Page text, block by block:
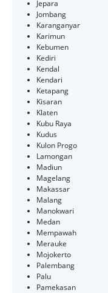
Jepara
Jombang
Karanganyar
Karimun
Kebumen
Kediri
Kendal
Kendari
Ketapang
Kisaran
Klaten
Kubu Raya
Kudus
Kulon Progo
Lamongan
Madiun
Magelang
Makassar
Malang
Manokwari
Medan
Mempawah
Merauke
Mojokerto
Palembang
Palu
Pamekasan